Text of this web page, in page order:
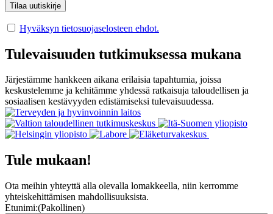
Hyväksyn tietosuojaselosteen ehdot.
Tulevaisuuden tutkimuksessa mukana
Järjestämme hankkeen aikana erilaisia tapahtumia, joissa
keskustelemme ja kehitämme yhdessä ratkaisuja taloudellisen ja
sosiaalisen kestävyyden edistämiseksi tulevaisuudessa.
Tule mukaan!
Ota meihin yhteyttä alla olevalla lomakkeella, niin kerromme
yhteiskehittämisen mahdollisuuksista.
Etunimi:(Pakollinen)